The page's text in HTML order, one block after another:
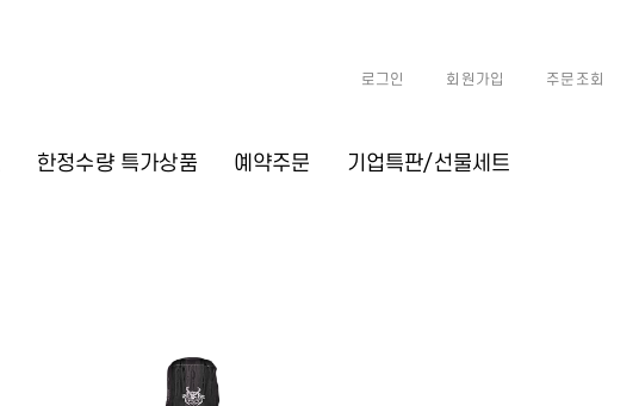
한정수량 특가상품 예약주문 기업특판/선물세트
로그인 회원가입 주문조회